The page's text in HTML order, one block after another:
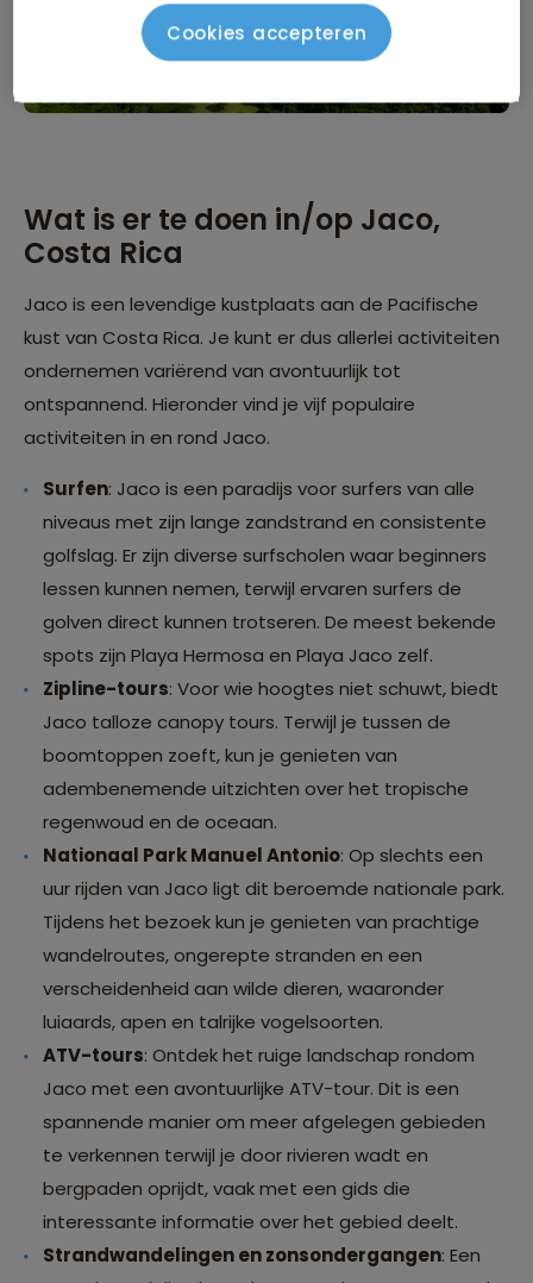
Wat is er te doen in/op Jaco,
Costa Rica
Jaco is een levendige kustplaats aan de Pacifische
kust van Costa Rica. Je kunt er dus allerlei activiteiten
ondernemen variërend van avontuurlijk tot
ontspannend. Hieronder vind je vijf populaire
activiteiten in en rond Jaco.
Surfen: Jaco is een paradijs voor surfers van alle
niveaus met zijn lange zandstrand en consistente
golfslag. Er zijn diverse surfscholen waar beginners
lessen kunnen nemen, terwijl ervaren surfers de
golven direct kunnen trotseren. De meest bekende
spots zijn Playa Hermosa en Playa Jaco zelf.
Zipline-tours: Voor wie hoogtes niet schuwt, biedt
Jaco talloze canopy tours. Terwijl je tussen de
boomtoppen zoeft, kun je genieten van
adembenemende uitzichten over het tropische
regenwoud en de oceaan.
Nationaal Park Manuel Antonio: Op slechts een
uur rijden van Jaco ligt dit beroemde nationale park.
Tijdens het bezoek kun je genieten van prachtige
wandelroutes, ongerepte stranden en een
verscheidenheid aan wilde dieren, waaronder
luiaards, apen en talrijke vogelsoorten.
ATV-tours: Ontdek het ruige landschap rondom
Jaco met een avontuurlijke ATV-tour. Dit is een
spannende manier om meer afgelegen gebieden
te verkennen terwijl je door rivieren wadt en
bergpaden oprijdt, vaak met een gids die
interessante informatie over het gebied deelt.
Strandwandelingen en zonsondergangen: Een
Cookies accepteren